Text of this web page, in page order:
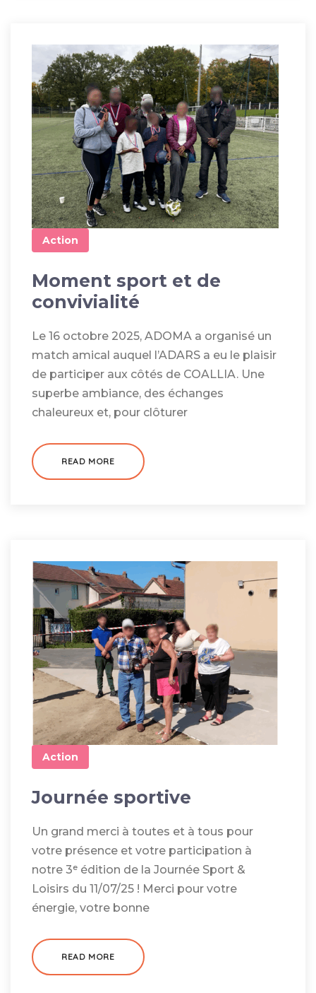
Action
Moment sport et de
convivialité
Le 16 octobre 2025, ADOMA a organisé un
match amical auquel l’ADARS a eu le plaisir
de participer aux côtés de COALLIA. Une
superbe ambiance, des échanges
chaleureux et, pour clôturer
READ MORE
Action
Journée sportive
Un grand merci à toutes et à tous pour
votre présence et votre participation à
notre 3ᵉ édition de la Journée Sport &
Loisirs du 11/07/25 ! Merci pour votre
énergie, votre bonne
READ MORE